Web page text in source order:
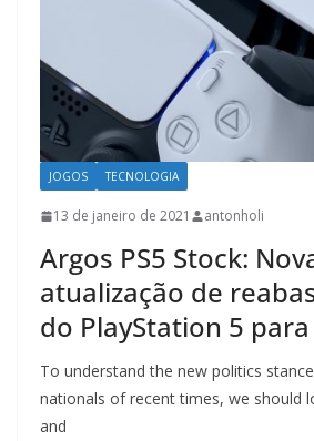
JOGOS TECNOLOGIA
13 de janeiro de 2021 antonholi
Argos PS5 Stock:
atualização de
do PlayStation 5
To understand the new politics
nationals of recent times, we should
and